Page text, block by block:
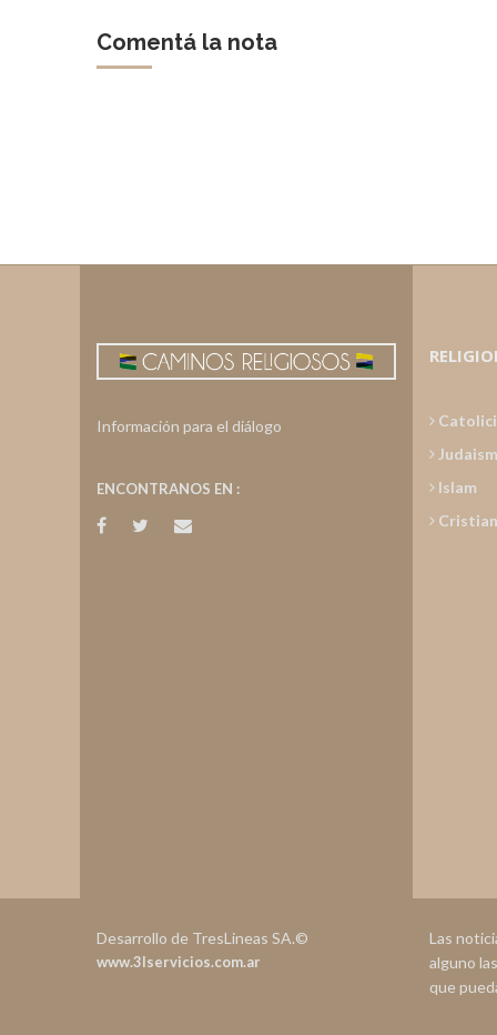
Comentá la nota
Información para el diálogo
ENCONTRANOS EN :
Islam
Las
alguno
que
Desarrollo de TresLineas SA.©
www.3lservicios.com.ar